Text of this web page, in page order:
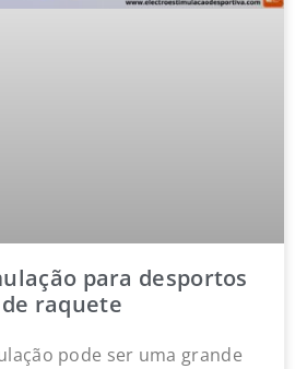
para desportos
de raquete
pode ser uma grande